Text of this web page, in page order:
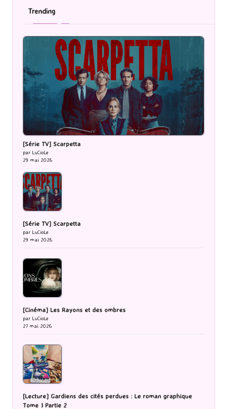
Trending
[Série TV] Scarpetta
par LuCioLe
29 mai 2026
[Série TV] Scarpetta
par LuCioLe
29 mai 2026
[Cinéma] Les Rayons et des ombres
par LuCioLe
27 mai 2026
[Lecture] Gardiens des cités perdues : Le roman graphique
Tome 1 Partie 2